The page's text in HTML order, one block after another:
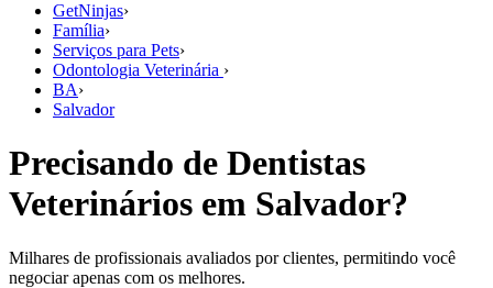
GetNinjas›
Família›
Serviços para Pets›
Odontologia Veterinária ›
BA›
Salvador
Precisando de Dentistas
Veterinários em Salvador?
Milhares de profissionais avaliados por clientes, permitindo você
negociar apenas com os melhores.